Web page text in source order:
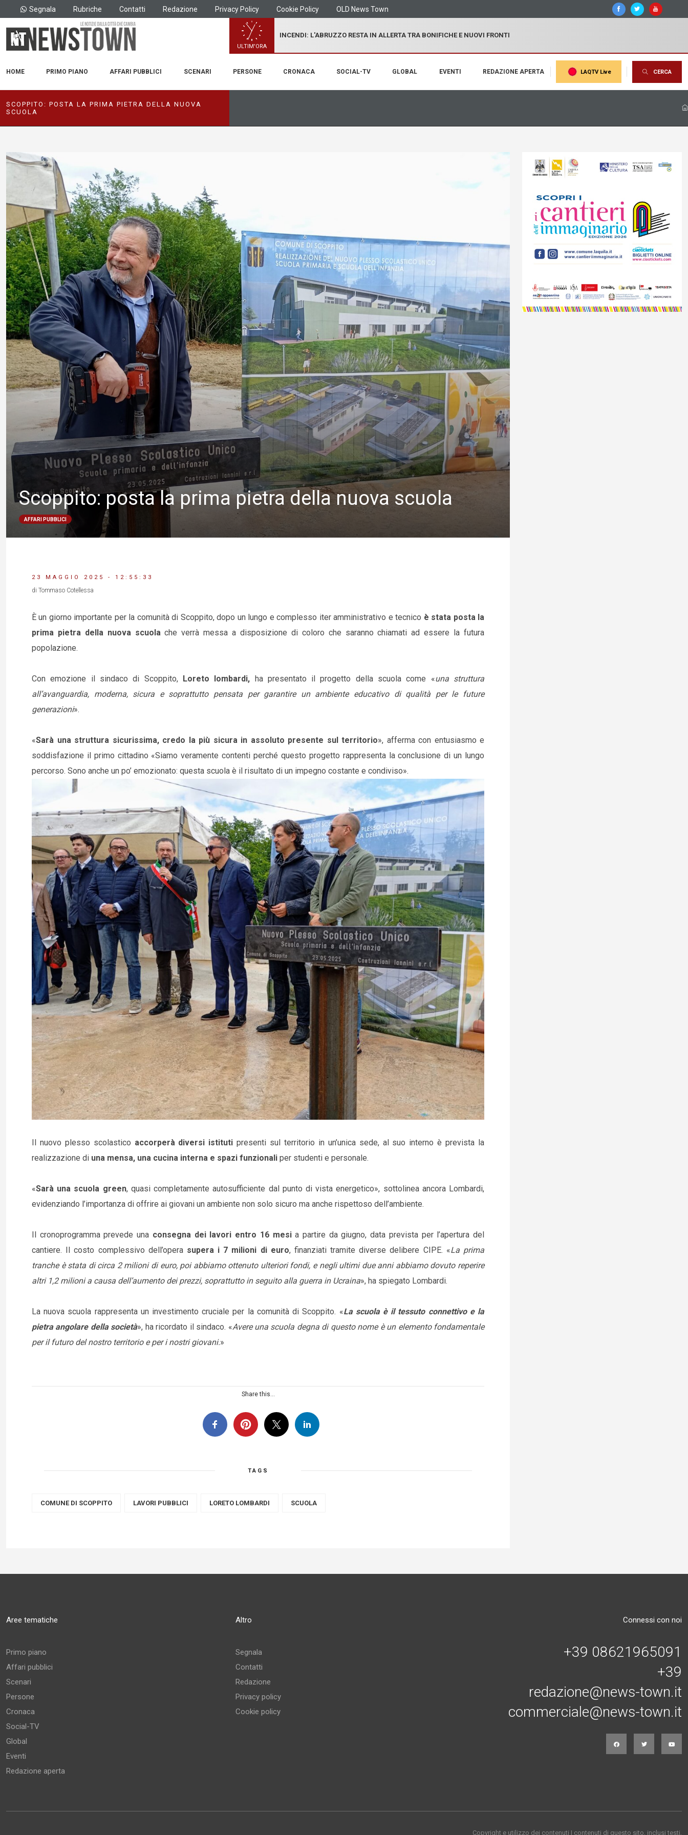
Segnala Rubriche Contatti Redazione Privacy Policy Cookie Policy OLD News Town
ULTIM'ORA
INCENDI: L'ABRUZZO RESTA IN ALLERTA TRA BONIFICHE E NUOVI FRONTI
HOME PRIMO PIANO AFFARI PUBBLICI SCENARI PERSONE CRONACA SOCIAL-TV GLOBAL EVENTI REDAZIONE APERTA LAQTV Live CERCA
SCOPPITO: POSTA LA PRIMA PIETRA DELLA NUOVA
SCUOLA
Scoppito: posta la prima pietra della nuova scuola
AFFARI PUBBLICI
23 MAGGIO 2025 - 12:55:33
di Tommaso Cotellessa
È un giorno importante per la comunità di Scoppito, dopo un lungo e complesso iter amministrativo e tecnico è stata posta la
prima pietra della nuova scuolache verrà messa a disposizione di coloro che saranno chiamati ad essere la futura
popolazione.
Con emozione il sindaco di Scoppito,Loreto lombardi, ha presentato il progetto della scuola come «una struttura
all’avanguardia, moderna, sicura e soprattutto pensata per garantire un ambiente educativo di qualità per le future
generazioni».
«Sarà una struttura sicurissima, credo la più sicura in assoluto presente sul territorio», afferma con entusiasmo e
soddisfazione il primo cittadino «Siamo veramente contenti perché questo progetto rappresenta la conclusione di un lungo
percorso. Sono anche un po’ emozionato: questa scuola è il risultato di un impegno costante e condiviso».
Il nuovo plesso scolastico accorperà diversi istituti presenti sul territorio in un’unica sede, al suo interno è prevista la
realizzazione di una mensa, una cucina interna e spazi funzionali per studenti e personale.
«Sarà una scuola green, quasi completamente autosufficiente dal punto di vista energetico», sottolinea ancora Lombardi,
evidenziando l’importanza di offrire ai giovani un ambiente non solo sicuro ma anche rispettoso dell’ambiente.
Il cronoprogramma prevede una consegna dei lavori entro 16 mesia partire da giugno, data prevista per l’apertura del
cantiere. Il costo complessivo dell’opera supera i 7 milioni di euro, finanziati tramite diverse delibere CIPE. «La prima
tranche è stata di circa 2 milioni di euro, poi abbiamo ottenuto ulteriori fondi, e negli ultimi due anni abbiamo dovuto reperire
altri 1,2 milioni a causa dell’aumento dei prezzi, soprattutto in seguito alla guerra in Ucraina», ha spiegato Lombardi.
La nuova scuola rappresenta un investimento cruciale per la comunità di Scoppito. «La scuola è il tessuto connettivo e la
pietra angolare della società», ha ricordato il sindaco. «Avere una scuola degna di questo nome è un elemento fondamentale
per il futuro del nostro territorio e per i nostri giovani.»
Share this...
TAGS
COMUNE DI SCOPPITO LAVORI PUBBLICI LORETO LOMBARDI SCUOLA
Aree tematiche
Primo piano
Affari pubblici
Scenari
Persone
Cronaca
Social-TV
Global
Eventi
Redazione aperta
Altro
Segnala
Contatti
Redazione
Privacy policy
Cookie policy
Connessi con noi
+39 08621965091
+39
redazione@news-town.it
commerciale@news-town.it
Copyright e utilizzo dei contenuti I contenuti di questo sito, inclusi testi,